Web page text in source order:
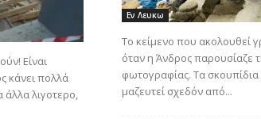
Είναι
κάνει πολλά
άλλα λιγοτερο,
Εν Λευκω
Το κείμενο που ακολουθεί
όταν η Άνδρος παρουσίαζε
φωτογραφίας. Τα
μαζευτεί σχεδόν από...